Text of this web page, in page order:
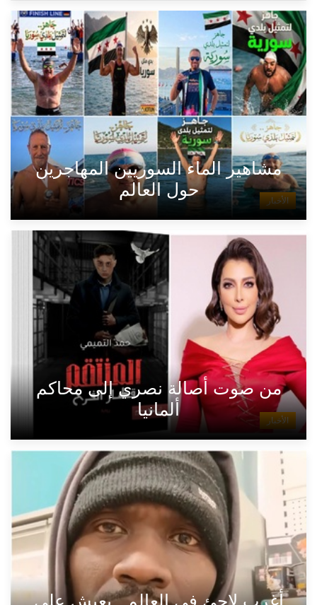
الأخبار
مشاهير الماء السوريين المهاجرين
حول العالم
الأخبار
من صوت أصالة نصري إلى محاكم
ألمانيا
أغرب لاجئ في العالم...يعيش على